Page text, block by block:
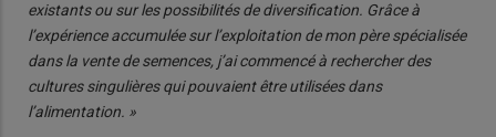
existants ou sur les possibilités de diversification. Grâce à
l’expérience accumulée sur l’exploitation de mon père spécialisée
dans la vente de semences, j’ai commencé à rechercher des
cultures singulières qui pouvaient être utilisées dans
l’alimentation. »